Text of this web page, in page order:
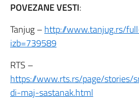
POVEZANE VESTI:
Tanjug –http://www.tanjug.rs/
izb=739589
RTS –
https://www.rts.rs/page/
di-maj-sastanak.html